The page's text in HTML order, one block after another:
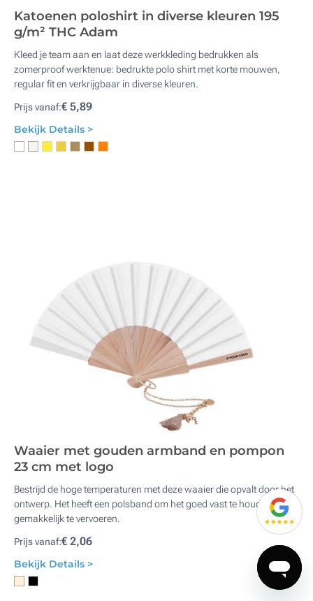
Katoenen poloshirt in diverse kleuren 195
g/m² THC Adam
Kleed je team aan en laat deze werkkleding bedrukken als
zomerproof werktenue: bedrukte polo shirt met korte mouwen,
regular fit en verkrijgbaar in diverse kleuren.
Prijs vanaf:€ 5,89
Bekijk Details >
Waaier met gouden armband en pompon
23 cm met logo
Bestrijd de hoge temperaturen met deze waaier die opvalt door het
ontwerp. Het heeft een polsband om het goed vast te houden en
gemakkelijk te vervoeren.
Prijs vanaf:€ 2,06
Bekijk Details >